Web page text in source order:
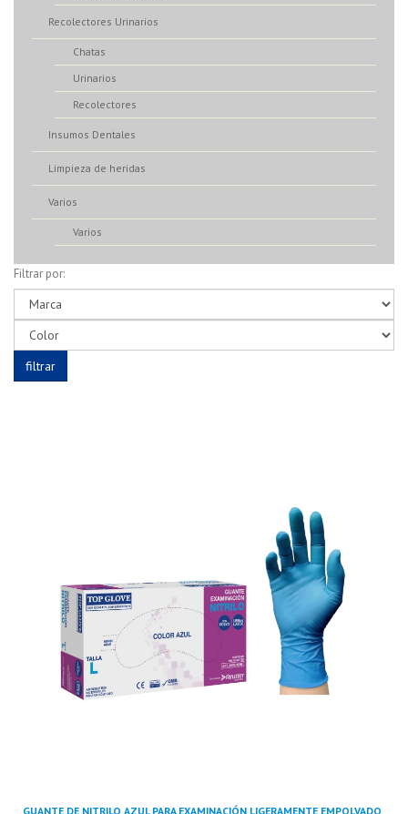
Recolectores Urinarios
Chatas
Urinarios
Recolectores
Insumos Dentales
Limpieza de heridas
Varios
Varios
Filtrar por:
GUANTE DE NITRILO AZUL PARA EXAMINACIÓN LIGERAMENTE EMPOLVADO